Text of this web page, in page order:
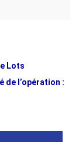
Lots
de l’opération :